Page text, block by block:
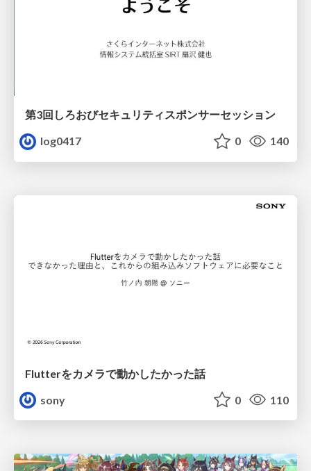
第3回しろおびセキュリティスポンサーセッション
log0417
0 140
Flutterをカメラで動かしたかった話
sony
0 110